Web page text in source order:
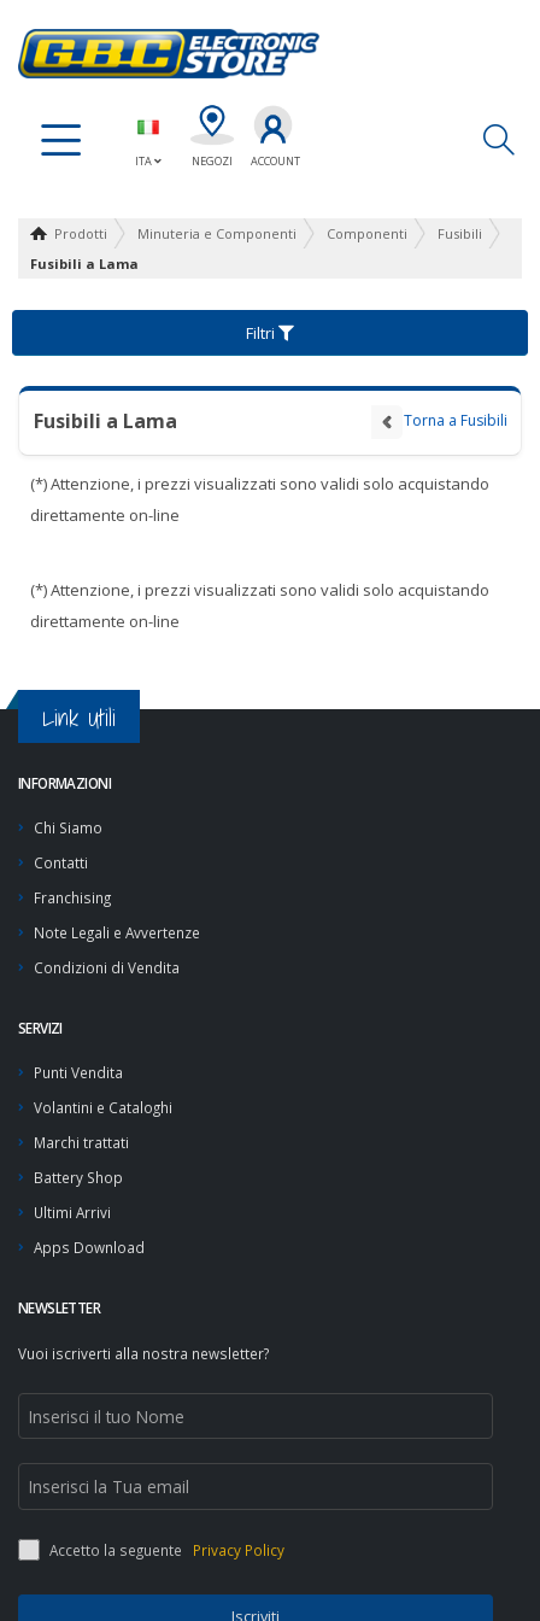
ITA NEGOZI ACCOUNT
Prodotti Minuteria e Componenti Componenti
Fusibili
Fusibili a Lama
Filtri
Fusibili a Lama Torna a Fusibili
(*) Attenzione, i prezzi visualizzati sono validi solo acquistando
direttamente on-line
(*) Attenzione, i prezzi visualizzati sono validi solo acquistando
direttamente on-line
Link Utili
INFORMAZIONI
Chi Siamo
Contatti
Franchising
Note Legali e Avvertenze
Condizioni di Vendita
SERVIZI
Punti Vendita
Volantini e Cataloghi
Marchi trattati
Battery Shop
Ultimi Arrivi
Apps Download
NEWSLETTER
Vuoi iscriverti alla nostra newsletter?
Accetto la seguente Privacy Policy
Iscriviti